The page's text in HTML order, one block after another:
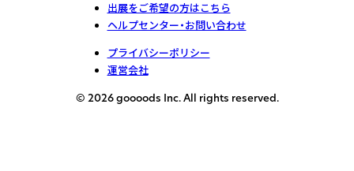
出展をご希望の方はこちら
ヘルプセンター・お問い合わせ
プライバシーポリシー
運営会社
© 2026 goooods Inc. All rights reserved.